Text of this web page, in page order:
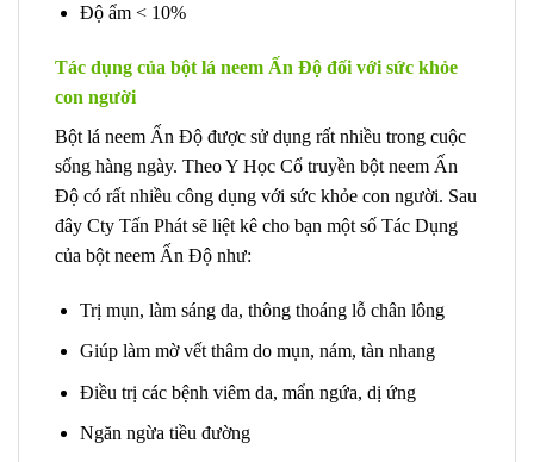
Độ ẩm < 10%
Tác dụng của bột lá neem Ấn Độ đối với sức khỏe
con người
Bột lá neem Ấn Độ được sử dụng rất nhiều trong cuộc
sống hàng ngày. Theo Y Học Cổ truyền bột neem Ấn
Độ có rất nhiều công dụng với sức khỏe con người. Sau
đây Cty Tấn Phát sẽ liệt kê cho bạn một số Tác Dụng
của bột neem Ấn Độ như:
Trị mụn, làm sáng da, thông thoáng lỗ chân lông
Giúp làm mờ vết thâm do mụn, nám, tàn nhang
Điều trị các bệnh viêm da, mẩn ngứa, dị ứng
Ngăn ngừa tiều đường